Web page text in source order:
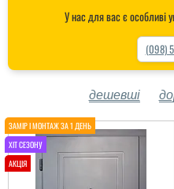
У нас для вас є особливі
(098)
дешевші